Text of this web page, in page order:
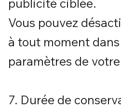
publicité ciblée.
Vous pouvez
à tout moment
paramètres de
7. Durée de